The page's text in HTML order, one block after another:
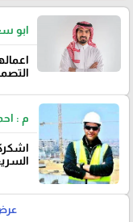
ابو
م :